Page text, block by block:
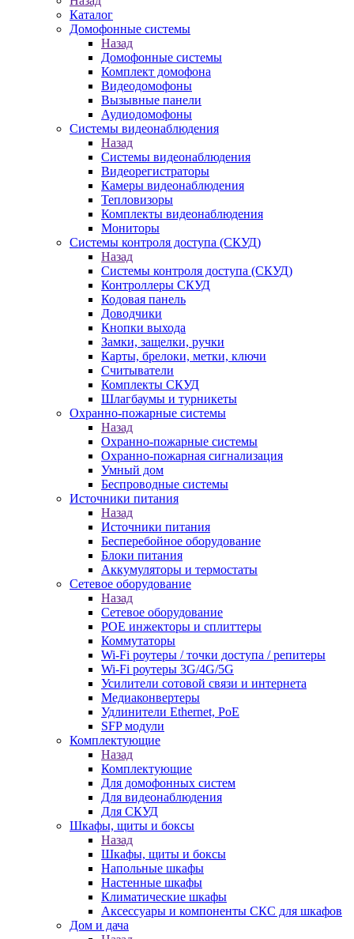
Каталог
Домофонные системы
Назад
Домофонные системы
Комплект домофона
Видеодомофоны
Вызывные панели
Аудиодомофоны
Системы видеонаблюдения
Назад
Системы видеонаблюдения
Видеорегистраторы
Камеры видеонаблюдения
Тепловизоры
Комплекты видеонаблюдения
Мониторы
Системы контроля доступа (СКУД)
Назад
Системы контроля доступа (СКУД)
Контроллеры СКУД
Кодовая панель
Доводчики
Кнопки выхода
Замки, защелки, ручки
Карты, брелоки, метки, ключи
Считыватели
Комплекты СКУД
Шлагбаумы и турникеты
Охранно-пожарные системы
Назад
Охранно-пожарные системы
Охранно-пожарная сигнализация
Умный дом
Беспроводные системы
Источники питания
Назад
Источники питания
Бесперебойное оборудование
Блоки питания
Аккумуляторы и термостаты
Сетевое оборудование
Назад
Сетевое оборудование
POE инжекторы и сплиттеры
Коммутаторы
Wi-Fi роутеры / точки доступа / репитеры
Wi-Fi роутеры 3G/4G/5G
Усилители сотовой связи и интернета
Медиаконвертеры
Удлинители Ethernet, PoE
SFP модули
Комплектующие
Назад
Комплектующие
Для домофонных систем
Для видеонаблюдения
Для СКУД
Шкафы, щиты и боксы
Назад
Шкафы, щиты и боксы
Напольные шкафы
Настенные шкафы
Климатические шкафы
Аксессуары и компоненты СКС для шкафов
Дом и дача